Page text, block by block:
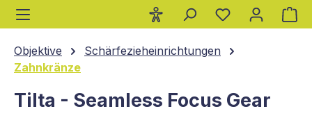
springen
Objektive
Schärfezieheinrichtungen
Zahnkränze
Tilta - Seamless Focus Gear